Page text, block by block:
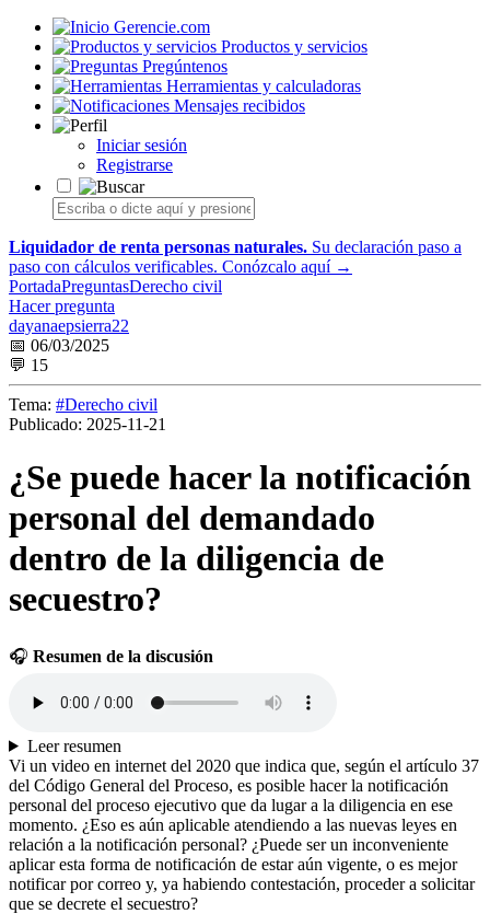
Gerencie.com
Productos y servicios
Pregúntenos
Herramientas y calculadoras
Mensajes recibidos
Iniciar sesión
Registrarse
Liquidador de renta personas naturales. Su declaración paso a
paso con cálculos verificables. Conózcalo aquí →
PortadaPreguntasDerecho civil
Hacer pregunta
dayanaepsierra22
📅 06/03/2025
💬 15
Tema: #Derecho civil
Publicado: 2025-11-21
¿Se puede hacer la notificación
personal del demandado
dentro de la diligencia de
secuestro?
🎧 Resumen de la discusión
Leer resumen
Vi un video en internet del 2020 que indica que, según el artículo 37
del Código General del Proceso, es posible hacer la notificación
personal del proceso ejecutivo que da lugar a la diligencia en ese
momento. ¿Eso es aún aplicable atendiendo a las nuevas leyes en
relación a la notificación personal? ¿Puede ser un inconveniente
aplicar esta forma de notificación de estar aún vigente, o es mejor
notificar por correo y, ya habiendo contestación, proceder a solicitar
que se decrete el secuestro?